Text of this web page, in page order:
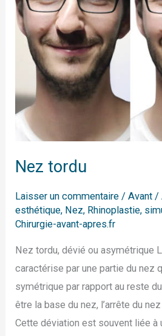
Nez tordu
Laisser un commentaire /Avant /
esthétique, Nez, Rhinoplastie,
Chirurgie-avant-apres.fr
Nez tordu, dévié ou asymétrique
caractérise par une partie du nez
symétrique par rapport au reste
être la base du nez, l’arrête du
Cette déviation est souvent liée à